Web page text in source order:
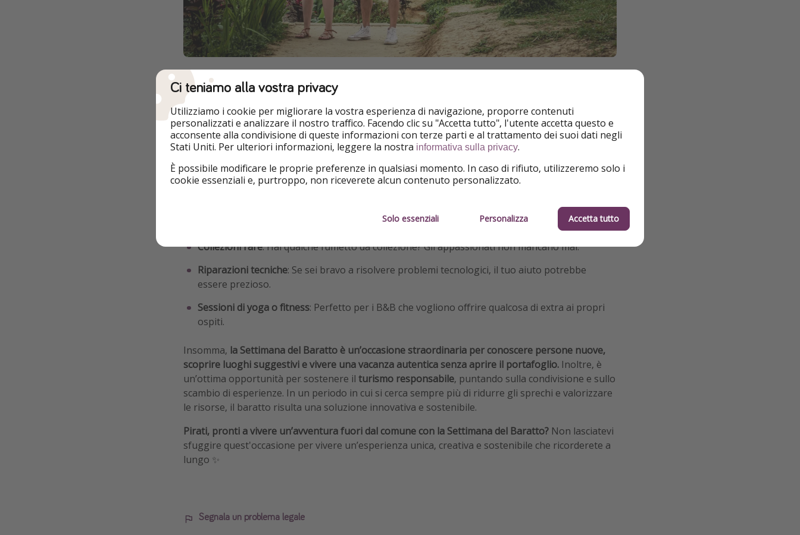
💡 Cosa puoi offrire in cambio?
Le possibilità sono infinite!Se sei appassionato di fotografia, potresti proporre uno shooting
professionale in cambio del soggiorno. Se parli fluentemente inglese o un’altra lingua, puoi
offrire lezioni private. Altri B&B sono interessati a beni materiali, come libri, vini locali o oggetti
vintage. Insomma,
questa esperienza invita ad attingere alla propria fantasia e a scoprire che
ogni abilità o oggetto può trasformarsi in una moneta di scambio.
: Insegna i segreti della tua specialità!
Collezioni rare: Hai qualche fumetto da collezione? Gli appassionati non mancano mai.
Riparazioni tecniche: Se sei bravo a risolvere problemi tecnologici, il tuo aiuto potrebbe
essere prezioso.
Sessioni di yoga o fitness: Perfetto per i B&B che vogliono offrire qualcosa di extra ai propri
ospiti.
Insomma, la Settimana del Baratto è un’occasione straordinaria per conoscere persone nuove,
scoprire luoghi suggestivi e vivere una vacanza autentica senza aprire il portafoglio. Inoltre, è
un’ottima opportunità per sostenere il turismo responsabile, puntando sulla condivisione e sullo
scambio di esperienze. In un periodo in cui si cerca sempre più di ridurre gli sprechi e valorizzare
le risorse, il baratto risulta una soluzione innovativa e sostenibile.
Pirati, pronti a vivere un’avventura fuori dal comune con la Settimana del Baratto? Non lasciatevi
sfuggire quest'occasione per vivere un’esperienza unica, creativa e sostenibile che ricorderete a
lungo ✨
Segnala un problema legale
Ci teniamo alla vostra privacy
Utilizziamo i cookie per migliorare la vostra esperienza di navigazione, proporre contenuti
personalizzati e analizzare il nostro traffico. Facendo clic su "Accetta tutto", l'utente accetta questo e
acconsente alla condivisione di queste informazioni con terze parti e al trattamento dei suoi dati negli
Stati Uniti. Per ulteriori informazioni, leggere la nostra informativa sulla privacy.
È possibile modificare le proprie preferenze in qualsiasi momento. In caso di rifiuto, utilizzeremo solo i
cookie essenziali e, purtroppo, non riceverete alcun contenuto personalizzato.
Solo essenziali Personalizza Accetta tutto